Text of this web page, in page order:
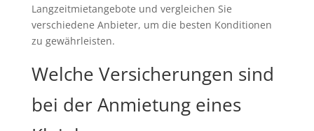
Langzeitmietangebote und vergleichen Sie
verschiedene Anbieter, um die besten Konditionen
zu gewährleisten.
Welche Versicherungen sind
bei der Anmietung eines